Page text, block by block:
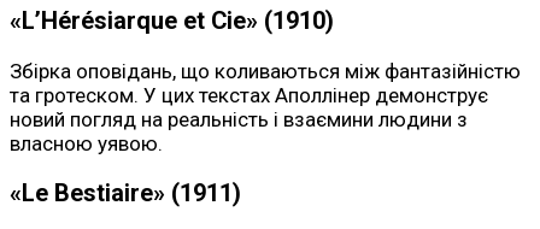
«L’Hérésiarque et Cie» (1910)
Збірка оповідань, що коливаються між фантазійністю
та гротеском. У цих текстах Аполлінер демонструє
новий погляд на реальність і взаємини людини з
власною уявою.
«Le Bestiaire» (1911)